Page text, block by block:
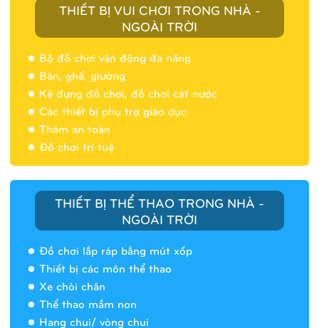
THIẾT BỊ VUI CHƠI TRONG NHÀ -
NGOÀI TRỜI
Bộ đồ chơi vận động đa năng
Bàn, ghế, giường
Kệ đựng đồ chơi, đồ chơi cát nước
Các thiết bị phụ trợ giáo dục
Thảm an toàn
Đồ chơi trí tuệ
THIẾT BỊ THỂ THAO TRONG NHÀ -
NGOÀI TRỜI
Đồ chơi lắp ráp bằng mút xốp
Thiết bị các môn thể thao
Xe chòi chân
Thể thao mầm non
Hang chui/ vòng chui
Nhà banh 9H5404